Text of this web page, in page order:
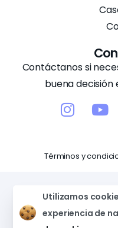
Contáctanos si
buena decisión
Términos y
Copyright © Pilsa
reservados. U.S.
Utilizamos
experiencia de